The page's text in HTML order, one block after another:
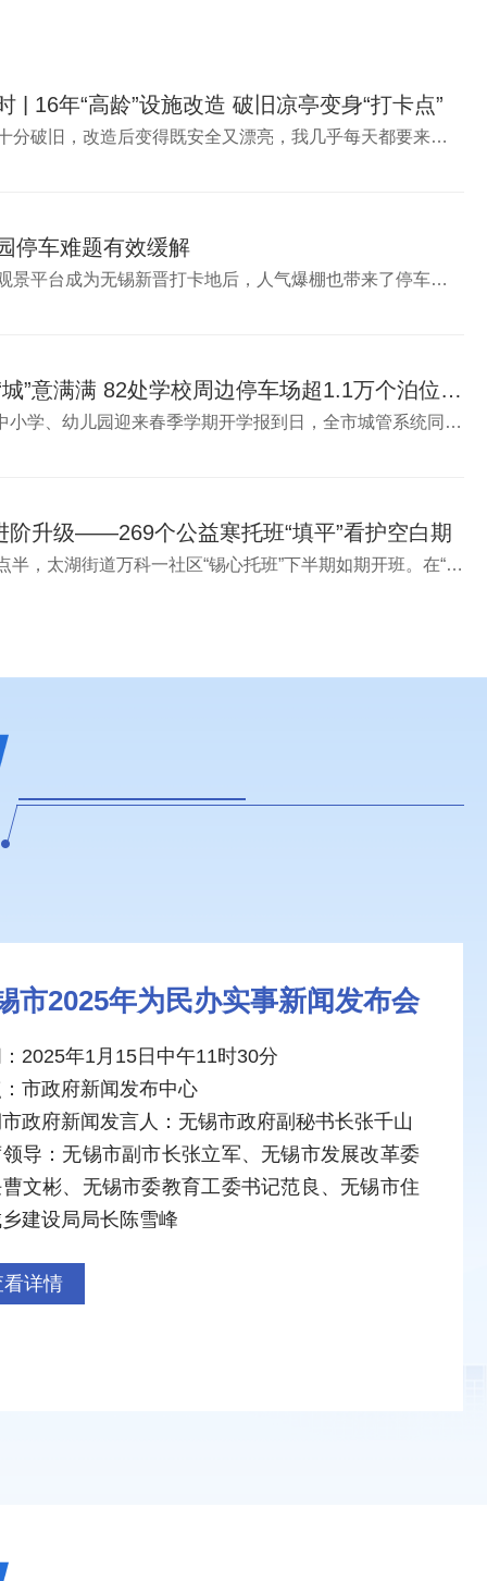
年超47万人参与癌症筛查
| 16年“高龄”设施改造 破旧凉亭变身“打卡点”
“以前这个凉亭十分破旧，改造后变得既安全又漂亮，我几乎每天都要来坐一会，和邻居聊聊天。”家住欧典家...
停车难题有效缓解
“宝界101”山顶观景平台成为无锡新晋打卡地后，人气爆棚也带来了停车难、入口拥堵等一系列问题，一定程度...
护学有“礼” “城”意满满 82处学校周边停车场超1.1万个泊位接...
3月4日，我市中小学、幼儿园迎来春季学期开学报到日，全市城管系统同步开启“护学模式”。据悉，我市城管...
阶升级——269个公益寒托班“填平”看护空白期
2月24日上午8点半，太湖街道万科一社区“锡心托班”下半期如期开班。在“数思探秘”数学思维课上，老师通...
市2025年为民办实事新闻发布会
2025年1月15日中午11时30分
市政府新闻发布中心
政府新闻发言人：无锡市政府副秘书长张千山
导：无锡市副市长张立军、无锡市发展改革委
文彬、无锡市委教育工委书记范良、无锡市住
建设局局长陈雪峰
看详情